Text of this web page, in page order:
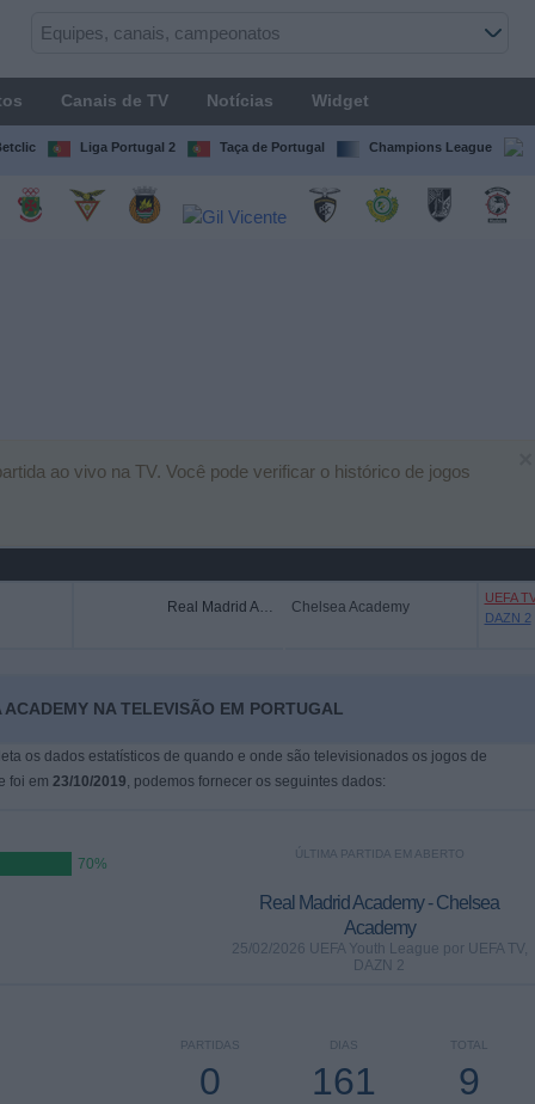
Canais de TV Notícias Widget
Liga Portugal 2 Taça de Portugal Champions League
ao vivo na TV. Você pode verificar o histórico de jogos
Real Madrid Academy Chelsea Academy
UEFA
DAZN 2
NA TELEVISÃO EM PORTUGAL
os dados estatísticos de quando e onde são televisionados os jogos de
foi em 23/10/2019, podemos fornecer os seguintes dados:
70%
ÚLTIMA PARTIDA EM ABERTO
Real Madrid Academy - Chelsea
Academy
25/02/2026 UEFA Youth League por UEFA TV,
DAZN 2
TOTAL
9
DIAS
161
PARTIDAS
0